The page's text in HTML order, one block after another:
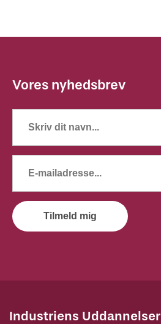
Vores nyhedsbrev
Tilmeld mig
Industriens Uddannelser